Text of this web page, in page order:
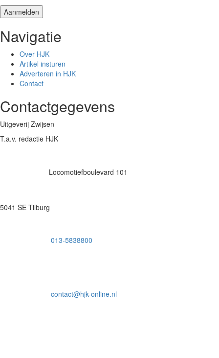
Navigatie
Over HJK
Artikel insturen
Adverteren in HJK
Contact
Contactgegevens
Uitgeverij Zwijsen
T.a.v. redactie HJK
Locomotiefboulevard 101
5041 SE Tilburg
013-5838800
contact@hjk-online.nl